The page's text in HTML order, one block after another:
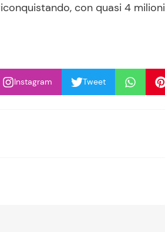
con quasi 4 milioni
Instagram Tweet